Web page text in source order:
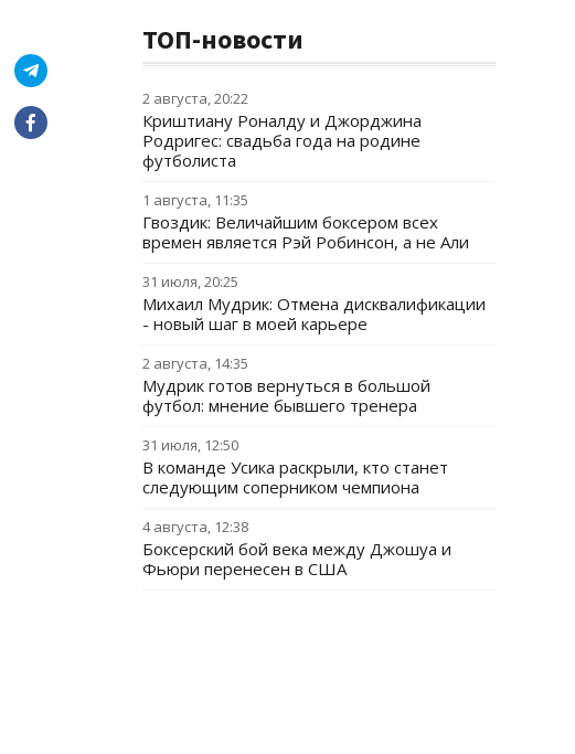
ТОП-новости
2 августа, 20:22
Криштиану Роналду и Джорджина
Родригес: свадьба года на родине
футболиста
1 августа, 11:35
Гвоздик: Величайшим боксером всех
времен является Рэй Робинсон, а не Али
31 июля, 20:25
Михаил Мудрик: Отмена дисквалификации
- новый шаг в моей карьере
2 августа, 14:35
Мудрик готов вернуться в большой
футбол: мнение бывшего тренера
31 июля, 12:50
В команде Усика раскрыли, кто станет
следующим соперником чемпиона
4 августа, 12:38
Боксерский бой века между Джошуа и
Фьюри перенесен в США